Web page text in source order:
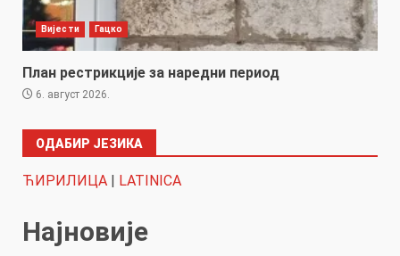
Вијести Гацко
План рестрикције за наредни период
6. август 2026.
ОДАБИР ЈЕЗИКА
ЋИРИЛИЦА | LATINICA
Најновије